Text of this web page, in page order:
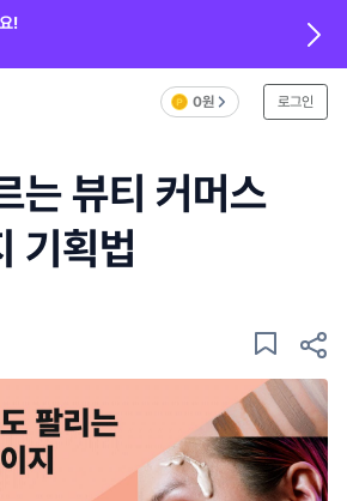
!
0원 로그인
는 뷰티 커머스
기획법